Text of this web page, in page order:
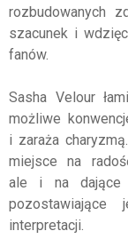
rozbudowanych
szacunek i
fanów.
Sasha Velour
możliwe
i zaraża
miejsce na
ale i na dające
pozostawiające
interpretacji.